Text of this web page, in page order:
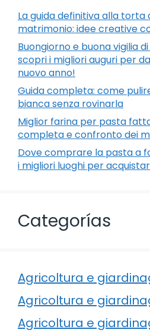
La guida definitiva alla torta
matrimonio: idee creative
Buongiorno e buona vigilia
scopri i migliori auguri per
nuovo anno!
Guida completa: come
bianca senza rovinarla
Miglior farina per pasta
completa e confronto dei
Dove comprare la pasta a
i migliori luoghi per
Categorías
Agricoltura e
Agricoltura e
Agricoltura e